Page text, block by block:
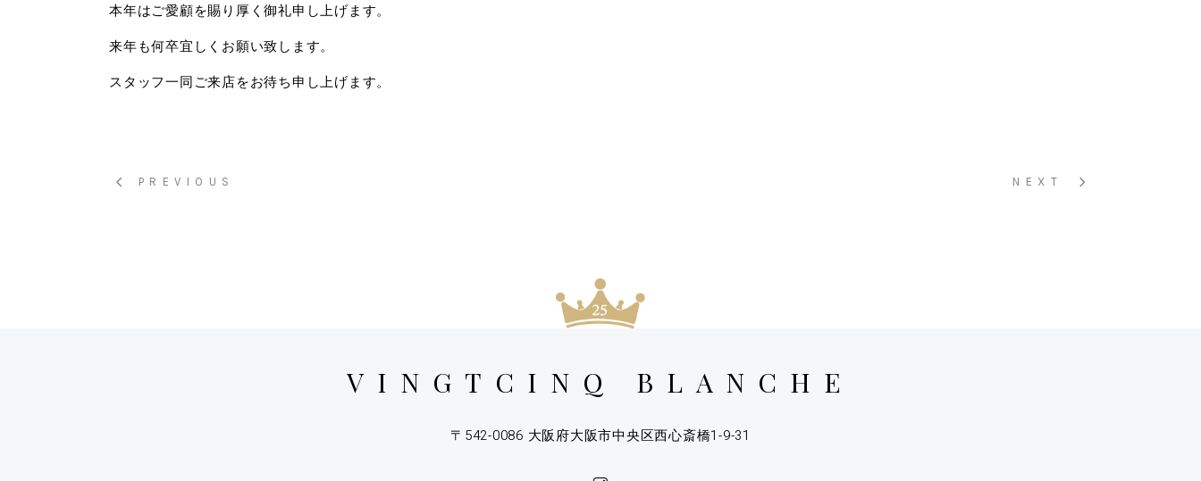
本年はご愛顧を賜り厚く御礼申し上げます。
来年も何卒宜しくお願い致します。
スタッフ一同ご来店をお待ち申し上げます。
PREVIOUS NEXT
VINGTCINQ BLANCHE
〒542-0086 大阪府大阪市中央区西心斎橋1-9-31